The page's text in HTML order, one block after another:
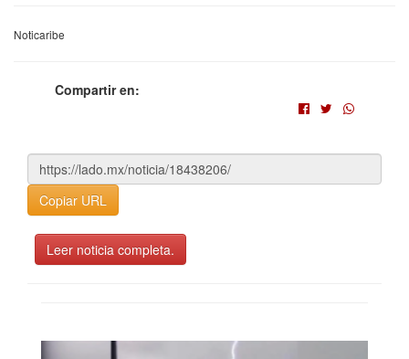
Noticaribe
Compartir en:
Copiar URL
Leer noticia completa.